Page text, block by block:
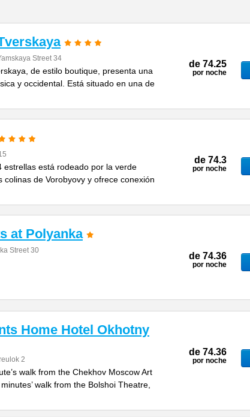
Street 34
de estilo boutique, presenta una
y occidental. Está situado en una de
de 74.25
por noche
estrellas está rodeado por la verde
colinas de Vorobyovy y ofrece conexión
de 74.3
por noche
at Polyanka
Street 30
de 74.36
por noche
Home Hotel Okhotny
2
walk from the Chekhov Moscow Art
walk from the Bolshoi Theatre,
de 74.36
por noche